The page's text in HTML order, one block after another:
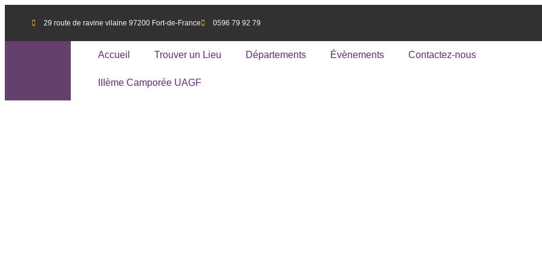
29 route de ravine vilaine 97200 Fort-de-France 0596 79 92 79
Accueil Trouver un Lieu Départements Évènements Contactez-nous
IIIème Camporée UAGF